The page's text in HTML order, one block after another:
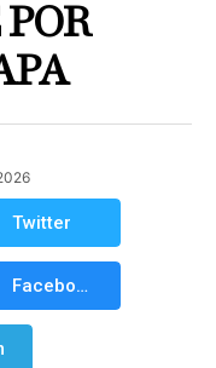
Twitter
Facebook Messenger